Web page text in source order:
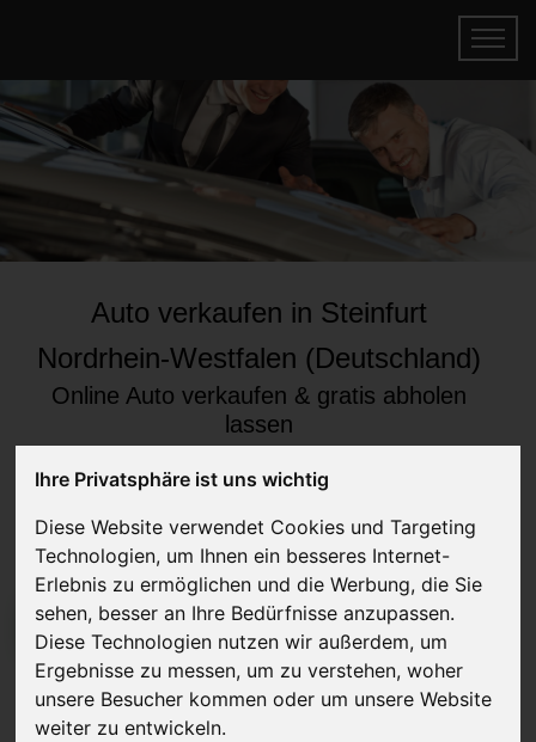
Ihre Privatsphäre ist uns wichtig
Diese Website verwendet Cookies und Targeting
Technologien, um Ihnen ein besseres Internet-
Erlebnis zu ermöglichen und die Werbung, die Sie
sehen, besser an Ihre Bedürfnisse anzupassen.
Diese Technologien nutzen wir außerdem, um
Ergebnisse zu messen, um zu verstehen, woher
unsere Besucher kommen oder um unsere Website
weiter zu entwickeln.
Auto verkaufen in Steinfurt
Nordrhein-Westfalen (Deutschland)
Online Auto verkaufen & gratis abholen
lassen
JETZT KOSTENLOSE BEWERTUNG
Kostenloses Angebot
für den Ankauf Ihres Autos inklusive der
Abholung, auf Wunsch sofort Geld. Ihre Daten werden nicht mit Dritten